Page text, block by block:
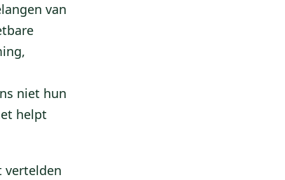
van
niet hun
helpt
vertelden